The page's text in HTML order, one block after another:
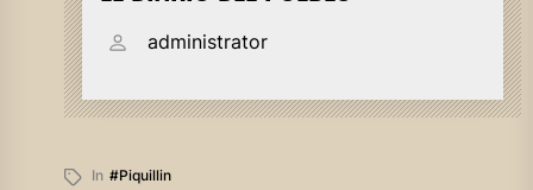
administrator
In #piquillin